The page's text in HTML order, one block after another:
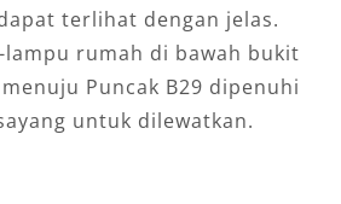
terlihat dengan jelas.
rumah di bawah bukit
Puncak B29 dipenuhi
untuk dilewatkan.